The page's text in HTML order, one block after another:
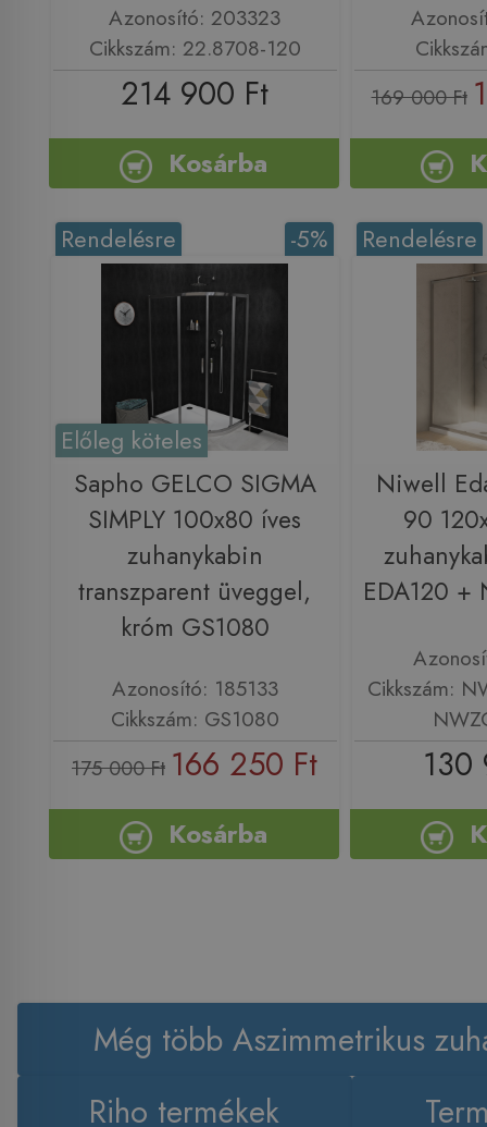
Azonosító: 203323
Cikkszám: 22.8708-120
214 900 Ft
Kosárba
169 000 Ft
-5%
Rendelésre
Előleg köteles
Sapho GELCO SIGMA
SIMPLY 100x80 íves
zuhanykabin
transzparent üveggel,
króm GS1080
Azonosító: 185133
Cikkszám: GS1080
175 000 Ft 166 250 Ft
Kosárba
Rendelésre
Niwell
90
EDA120 +
Cikkszám:
130
Még több Aszimmetrikus
Riho termékek